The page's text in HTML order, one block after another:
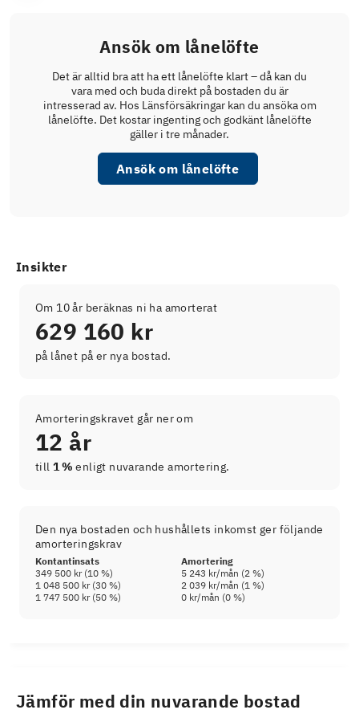
Ansök om lånelöfte
Det är alltid bra att ha ett lånelöfte klart – då kan du
vara med och buda direkt på bostaden du är
intresserad av. Hos Länsförsäkringar kan du ansöka om
lånelöfte. Det kostar ingenting och godkänt lånelöfte
gäller i tre månader.
Ansök om lånelöfte
Insikter
Om 10 år beräknas ni ha amorterat
629 160 kr
på lånet på er nya bostad.
Amorteringskravet går ner om
12 år
till 1 % enligt nuvarande amortering.
Den nya bostaden och hushållets inkomst ger följande
amorteringskrav
Kontantinsats
Amortering
349 500 kr(10 %) 5 243 kr/mån (2 %)
1 048 500 kr(30 %) 2 039 kr/mån (1 %)
1 747 500 kr(50 %) 0 kr/mån (0 %)
Jämför med din nuvarande bostad